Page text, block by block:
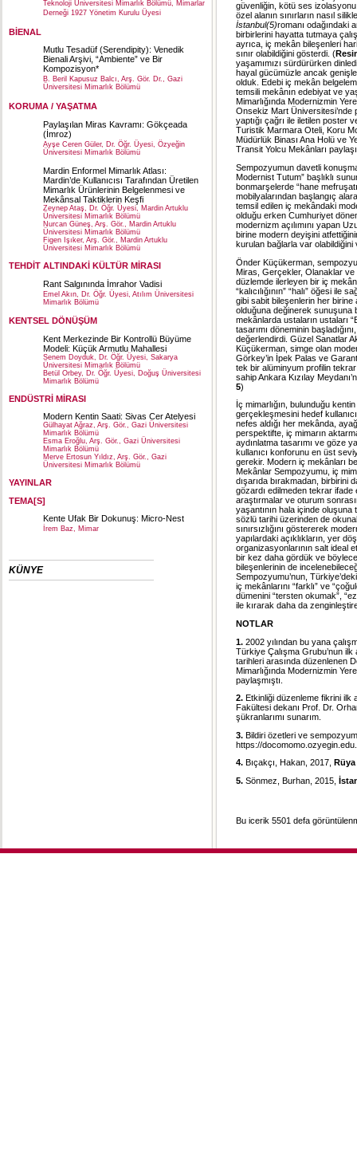
Teknoloji Üniversitesi Mimarlık Bölümü, Mimarlar
Derneği 1927 Yönetim Kurulu Üyesi
BİENAL
Mutlu Tesadüf (Serendipity): Venedik
Bienali Arşivi, “Ambiente” ve Bir
Kompozisyon*
B. Beril Kapusuz Balcı, Arş. Gör. Dr., Gazi
Üniversitesi Mimarlık Bölümü
KORUMA / YAŞATMA
Paylaşılan Miras Kavramı: Gökçeada
(İmroz)
Ayşe Ceren Güler, Dr. Öğr. Üyesi, Özyeğin
Üniversitesi Mimarlık Bölümü
Mardin Enformel Mimarlık Atlası:
Mardin’de Kullanıcısı Tarafından Üretilen
Mimarlık Ürünlerinin Belgelenmesi ve
Mekânsal Taktiklerin Keşfi
Zeynep Ataş, Dr. Öğr. Üyesi, Mardin Artuklu
Üniversitesi Mimarlık Bölümü
Nurcan Güneş, Arş. Gör., Mardin Artuklu
Üniversitesi Mimarlık Bölümü
Figen Işıker, Arş. Gör., Mardin Artuklu
Üniversitesi Mimarlık Bölümü
TEHDİT ALTINDAKİ KÜLTÜR MİRASI
Rant Salgınında İmrahor Vadisi
Emel Akın, Dr. Öğr. Üyesi, Atılım Üniversitesi
Mimarlık Bölümü
KENTSEL DÖNÜŞÜM
Kent Merkezinde Bir Kontrollü Büyüme
Modeli: Küçük Armutlu Mahallesi
Senem Doyduk, Dr. Öğr. Üyesi, Sakarya
Üniversitesi Mimarlık Bölümü
Betül Orbey, Dr. Öğr. Üyesi, Doğuş Üniversitesi
Mimarlık Bölümü
ENDÜSTRİ MİRASI
Modern Kentin Saati: Sivas Cer Atelyesi
Gülhayat Ağraz, Arş. Gör., Gazi Üniversitesi
Mimarlık Bölümü
Esma Eroğlu, Arş. Gör., Gazi Üniversitesi
Mimarlık Bölümü
Merve Ertosun Yıldız, Arş. Gör., Gazi
Üniversitesi Mimarlık Bölümü
YAYINLAR
TEMA[S]
Kente Ufak Bir Dokunuş: Micro-Nest
İrem Baz, Mimar
KÜNYE
güvenliğin, kötü ses
özel alanın sınırların nasıl
İstanbul(5)romanı odağındaki
birbirlerini hayatta tutmaya
ayrıca, iç mekân bileşenleri
sınır olabildiğini gösterdi. (
yaşamımızı sürdürürken
hayal gücümüzle ancak
olduk. Edebi iç mekân
temsili mekânın edebiyat ve
Mimarlığında Modernizmin
Onsekiz Mart Üniversitesi’nde
yaptığı çağrı ile iletilen
Turistik Marmara Oteli, Koru
Müdürlük Binası Ana Holü ve
Transit Yolcu Mekânları
Sempozyumun davetli
Modernist Tutum” başlıklı
bonmarşelerde “hane
mobilyalarından başlangıç
temsil edilen iç mekândaki
olduğu erken Cumhuriyet
modernizm açılımını yapan
birine modern deyişini
kurulan bağlarla var olabildiğini
Önder Küçükerman,
Miras, Gerçekler, Olanaklar ve
düzlemde ilerleyen bir iç
“kalıcılığının” “halı” öğesi
gibi sabit bileşenlerin her birine
olduğuna değinerek sunuşuna
mekânlarda ustaların ustaları
tasarımı döneminin
değerlendirdi. Güzel Sanatlar
Küçükerman, simge olan
Görkey’in İpek Palas ve
tek bir alüminyum profilin
sahip Ankara Kızılay
5)
İç mimarlığın, bulunduğu
gerçekleşmesini hedef
nefes aldığı her mekânda,
perspektifte, iç mimarın
aydınlatma tasarımı ve göze
kullanıcı konforunu en üst
gerekir. Modern iç mekânları
Mekânlar Sempozyumu, iç
dışarıda bırakmadan, birbirini
gözardı edilmeden tekrar ifade
araştırmalar ve oturum
yaşantının hala içinde
sözlü tarihi üzerinden de
sınırsızlığını göstererek
yapılardaki açıklıkların, yer
organizasyonlarının salt ideal
bir kez daha gördük ve
bileşenlerinin de
Sempozyumu’nun,
iç mekânlarını “farklı” ve
dümenini “tersten okumak”,
ile kırarak daha da
NOTLAR
1. 2002 yılından bu yana
Türkiye Çalışma Grubu’nun
tarihleri arasında düzenlenen
Mimarlığında Modernizmin
paylaşmıştı.
2. Etkinliği düzenleme fikrini ilk
Fakültesi dekanı Prof. Dr.
şükranlarımı sunarım.
3. Bildiri özetleri ve
https://
4. Bıçakçı, Hakan, 2017,
5. Sönmez, Burhan, 2015,
Bu icerik 5501 defa